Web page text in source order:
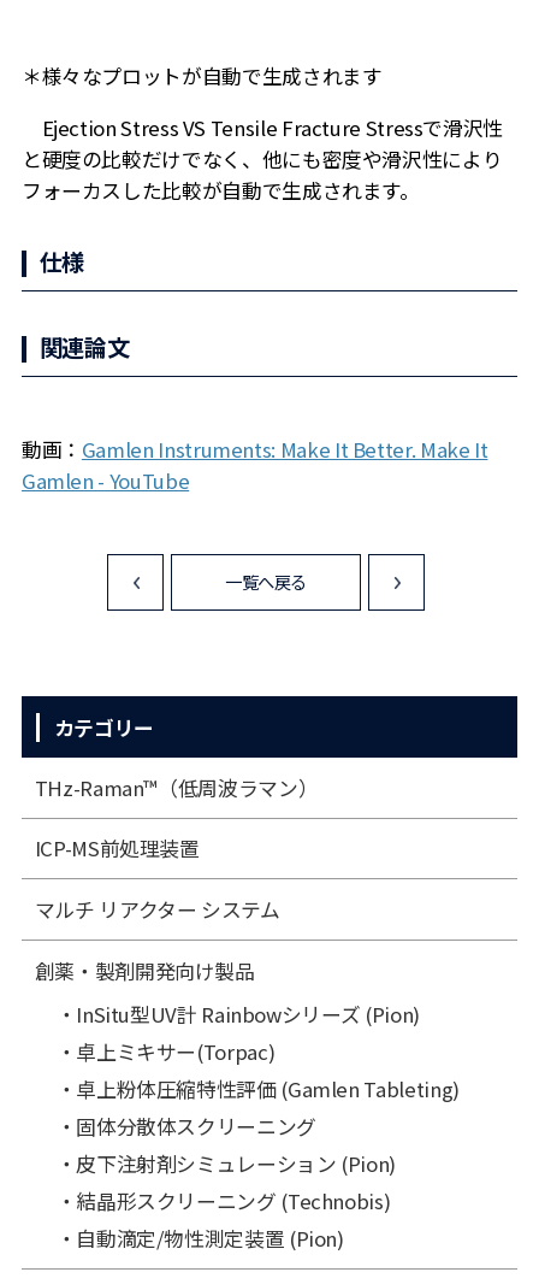
＊様々なプロットが自動で生成されます
Ejection Stress VS Tensile Fracture Stressで滑沢性
と硬度の比較だけでなく、他にも密度や滑沢性により
フォーカスした比較が自動で生成されます。
仕様
関連論文
動画： Gamlen Instruments: Make It Better. Make It
Gamlen - YouTube
<
一覧へ戻る
カテゴリー
THz-Raman™（低周波ラマン）
ICP-MS前処理装置
マルチ リアクター システム
創薬・製剤開発向け製品
InSitu型UV計 Rainbowシリーズ (Pion)
卓上ミキサー(Torpac)
卓上粉体圧縮特性評価 (Gamlen Tableting)
固体分散体スクリーニング
皮下注射剤シミュレーション (Pion)
結晶形スクリーニング (Technobis)
自動滴定/物性測定装置 (Pion)